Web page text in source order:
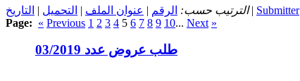
الترتيب حسب: الرقم | عنوان الملف | التحميل | التاريخ | Submitter
Page: « Previous 1 2 3 4 5 6 7 8 9 10... Next »
طلب عروض عدد 03/2019